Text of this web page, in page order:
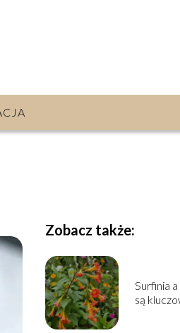
Zobacz także:
Surfinia
są